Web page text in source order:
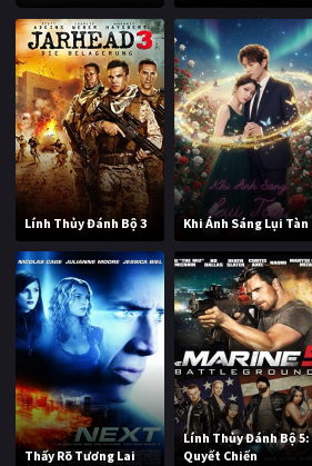
Lính Thủy Đánh Bộ 3 Khi Ánh Sáng Lụi Tàn
Thấy Rõ Tương Lai
Lính Thủy Đánh Bộ 5:
Quyết Chiến